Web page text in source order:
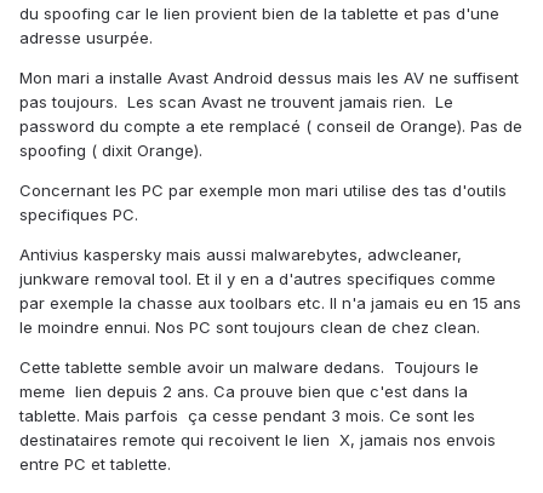
du spoofing car le lien provient bien de la tablette et pas d'une
adresse usurpée.
Mon mari a installe Avast Android dessus mais les AV ne suffisent
pas toujours. Les scan Avast ne trouvent jamais rien. Le
password du compte a ete remplacé ( conseil de Orange). Pas de
spoofing ( dixit Orange).
Concernant les PC par exemple mon mari utilise des tas d'outils
specifiques PC.
Antivius kaspersky mais aussi malwarebytes, adwcleaner,
junkware removal tool. Et il y en a d'autres specifiques comme
par exemple la chasse aux toolbars etc. Il n'a jamais eu en 15 ans
le moindre ennui. Nos PC sont toujours clean de chez clean.
Cette tablette semble avoir un malware dedans. Toujours le
meme lien depuis 2 ans. Ca prouve bien que c'est dans la
tablette. Mais parfois ça cesse pendant 3 mois. Ce sont les
destinataires remote qui recoivent le lien X, jamais nos envois
entre PC et tablette.